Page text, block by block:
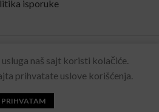
isporuke
Sva prava zadržana. Made by
Acebearsnaš sajt koristi kolačiće.
prihvatate uslove korišćenja.
PRIHVATAM